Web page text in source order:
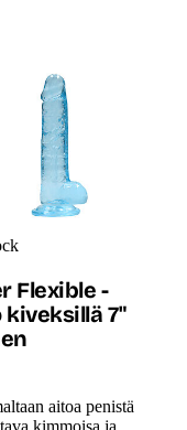
Flexible -
kiveksillä 7"
aitoa penistä
kimmoisa ja